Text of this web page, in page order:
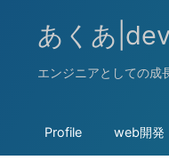
あくあ
エンジニアとしての成
Profile web開発